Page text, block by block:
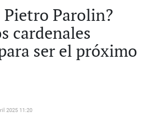
Pietro Parolin?
cardenales
ser el próximo
2025 11:20